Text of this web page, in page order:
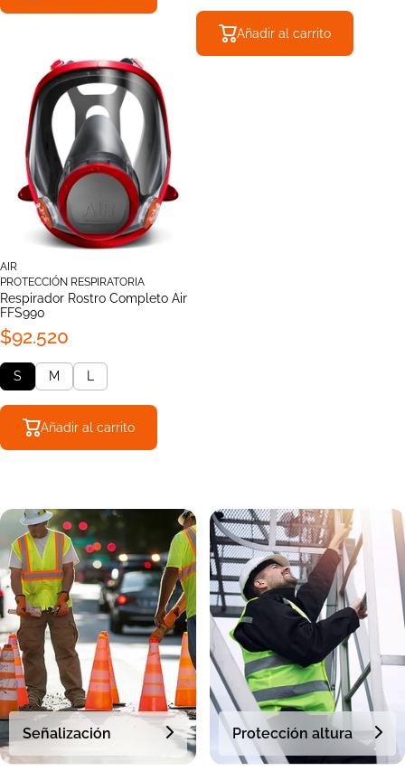
Añadir al carrito
AIR
PROTECCIÓN RESPIRATORIA
Respirador Rostro Completo Air
FFS990
$92.520
S M L
Añadir al carrito
Señalización Protección altura